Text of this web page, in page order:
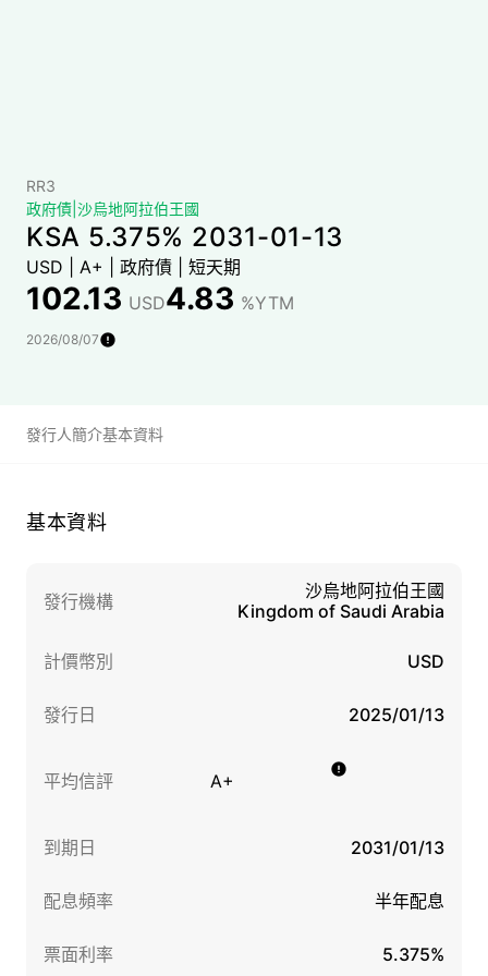
RR3
政府債 沙烏地阿拉伯王國
KSA 5.375% 2031-01-13
USD A+ 政府債 短天期
102.13 USD
2026/08/07
4.83 %YTM
發行人簡介基本資料
基本資料
發行機構
沙烏地阿拉伯王國
Kingdom of Saudi Arabia
計價幣別 USD
發行日 2025/01/13
平均信評 A+
到期日 2031/01/13
配息頻率 半年配息
票面利率 5.375%